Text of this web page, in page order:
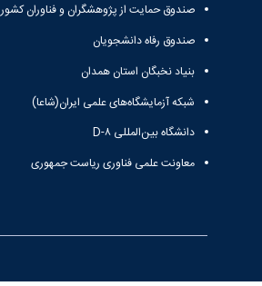
صندوق حمایت از پژوهشگران و فناوران کشور
صندوق رفاه دانشجویان
بنیاد نخبگان استان همدان
شبکه آزمایشگاه‌های علمی ایران(شاعا)
دانشگاه بین‌المللی D-۸
معاونت علمی فناوری ریاست جمهوری